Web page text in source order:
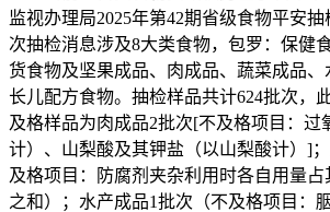
监视办理局2025年第42期省级食物平安
次抽检消息涉及8大类食物，包罗：保健
货食物及坚果成品、肉成品、蔬菜成品
长儿配方食物。抽检样品共计624批次，
及格样品为肉成品2批次[不及格项目：过
计）、山梨酸及其钾盐（以山梨酸计）]
及格项目：防腐剂夹杂利用时各自用量占
之和）；水产成品1批次（不及格项目：